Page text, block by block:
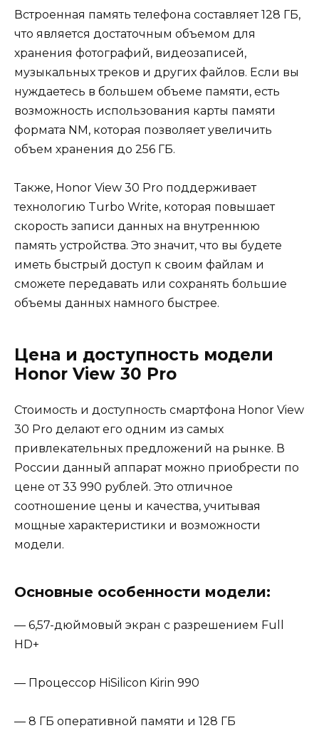
Встроенная память телефона составляет 128 ГБ,
что является достаточным объемом для
хранения фотографий, видеозаписей,
музыкальных треков и других файлов. Если вы
нуждаетесь в большем объеме памяти, есть
возможность использования карты памяти
формата NM, которая позволяет увеличить
объем хранения до 256 ГБ.
Также, Honor View 30 Pro поддерживает
технологию Turbo Write, которая повышает
скорость записи данных на внутреннюю
память устройства. Это значит, что вы будете
иметь быстрый доступ к своим файлам и
сможете передавать или сохранять большие
объемы данных намного быстрее.
Цена и доступность модели
Honor View 30 Pro
Стоимость и доступность смартфона Honor View
30 Pro делают его одним из самых
привлекательных предложений на рынке. В
России данный аппарат можно приобрести по
цене от 33 990 рублей. Это отличное
соотношение цены и качества, учитывая
мощные характеристики и возможности
модели.
Основные особенности модели:
— 6,57-дюймовый экран с разрешением Full
HD+
— Процессор HiSilicon Kirin 990
— 8 ГБ оперативной памяти и 128 ГБ